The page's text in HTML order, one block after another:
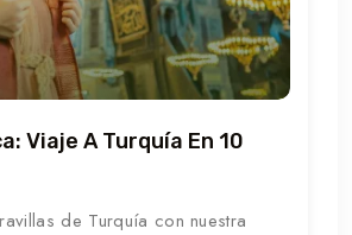
Viaje A Turquía En 10
de Turquía con nuestra